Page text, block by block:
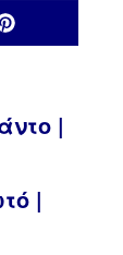
Share
on
Pinterest
|
|